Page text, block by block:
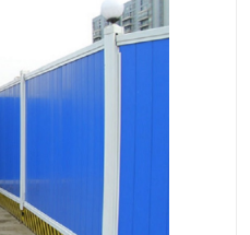
钢结构配件
彩钢板